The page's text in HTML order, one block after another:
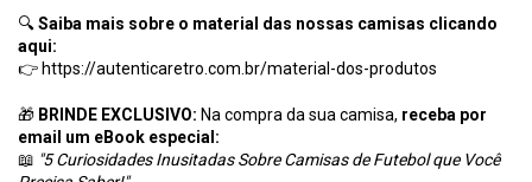
🔍Saiba mais sobre o material das nossas camisas clicando
aqui:
👉 https://autenticaretro.com.br/material-dos-produtos
🎁 BRINDE EXCLUSIVO: Na compra da sua camisa, receba por
email um eBook especial:
📖 "5 Curiosidades Inusitadas Sobre Camisas de Futebol que Você